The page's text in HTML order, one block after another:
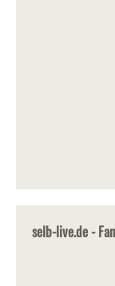
selb-live.de -